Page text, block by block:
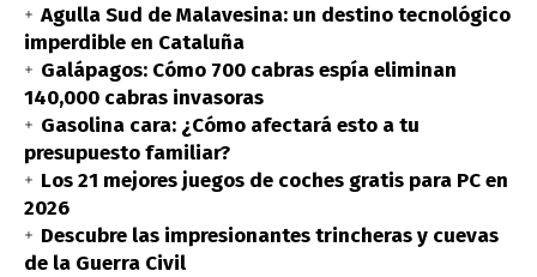
Agulla Sud de Malavesina: un destino tecnológico
imperdible en Cataluña
Galápagos: Cómo 700 cabras espía eliminan
140,000 cabras invasoras
Gasolina cara: ¿Cómo afectará esto a tu
presupuesto familiar?
Los 21 mejores juegos de coches gratis para PC en
2026
Descubre las impresionantes trincheras y cuevas
de la Guerra Civil